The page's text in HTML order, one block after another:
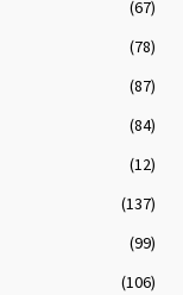
(67)
(78)
(87)
(84)
(12)
(137)
(99)
(106)